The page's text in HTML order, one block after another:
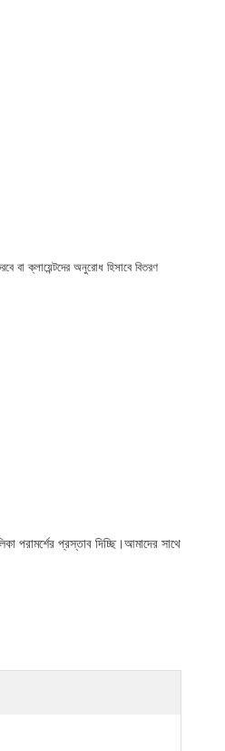
বা ক্লায়েন্টদের অনুরোধ হিসাবে বিতরণ
প্রস্তাব দিচ্ছি।আমাদের সাথে